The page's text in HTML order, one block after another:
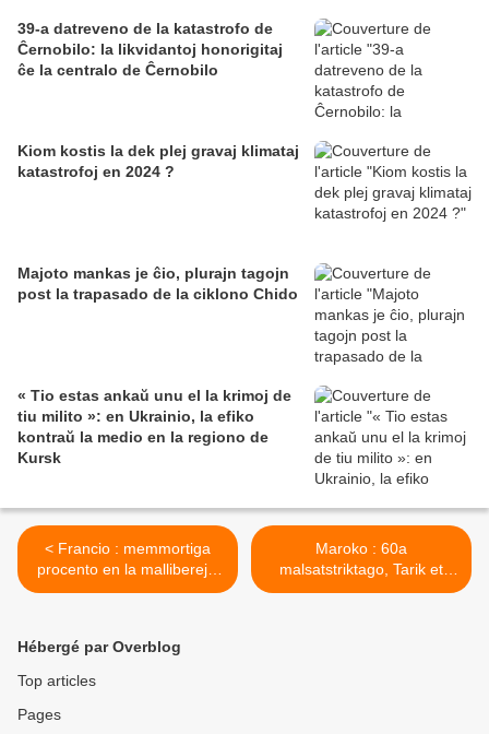
39-a datreveno de la katastrofo de
Ĉernobilo: la likvidantoj honorigitaj
ĉe la centralo de Ĉernobilo
Kiom kostis la dek plej gravaj klimataj
katastrofoj en 2024 ?
Majoto mankas je ĉio, plurajn tagojn
post la trapasado de la ciklono Chido
« Tio estas ankaŭ unu el la krimoj de
tiu milito »: en Ukrainio, la efiko
kontraŭ la medio en la regiono de
Kursk
< Francio : memmortiga
procento en la malliberejoj
tre supera al la eŭropa
Maroko : 60a
malsatstriktago, Tarik et
Abdesamad en
Hébergé par Overblog
Top articles
Pages